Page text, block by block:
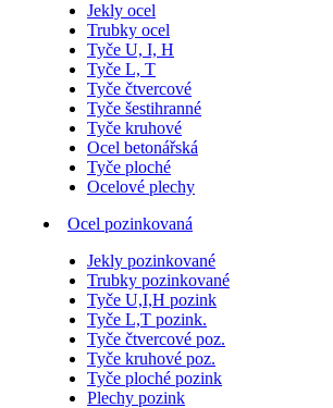
Jekly ocel
Trubky ocel
Tyče U, I, H
Tyče L, T
Tyče čtvercové
Tyče šestihranné
Tyče kruhové
Ocel betonářská
Tyče ploché
Ocelové plechy
Ocel pozinkovaná
Jekly pozinkované
Trubky pozinkované
Tyče U,I,H pozink
Tyče L,T pozink.
Tyče čtvercové poz.
Tyče kruhové poz.
Tyče ploché pozink
Plechy pozink